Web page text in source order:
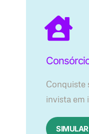
Conquiste
invista em